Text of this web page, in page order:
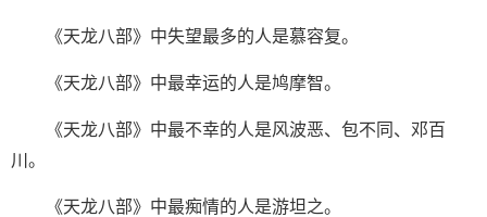
《天龙八部》中失望最多的人是慕容复。
《天龙八部》中最幸运的人是鸠摩智。
《天龙八部》中最不幸的人是风波恶、包不同、邓百
川。
《天龙八部》中最痴情的人是游坦之。